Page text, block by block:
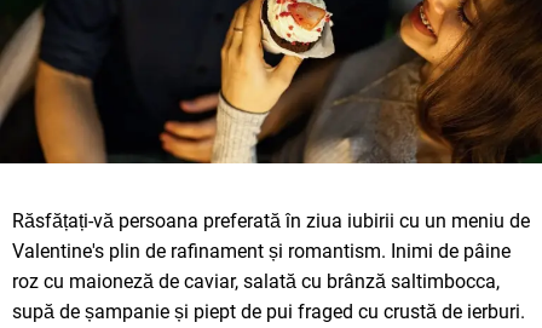
Răsfățați-vă persoana preferată în ziua iubirii cu un meniu de
Valentine's plin de rafinament și romantism. Inimi de pâine
roz cu maioneză de caviar, salată cu brânză saltimbocca,
supă de șampanie și piept de pui fraged cu crustă de ierburi.